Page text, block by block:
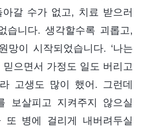
갈 수가 없고, 치료 받으러
습니다. 생각할수록 괴롭고,
망이 시작되었습니다. ‘나는
으면서 가정도 일도 버리고
고생도 많이 했어. 그런데
보살피고 지켜주지 않으실
또 병에 걸리게 내버려두실